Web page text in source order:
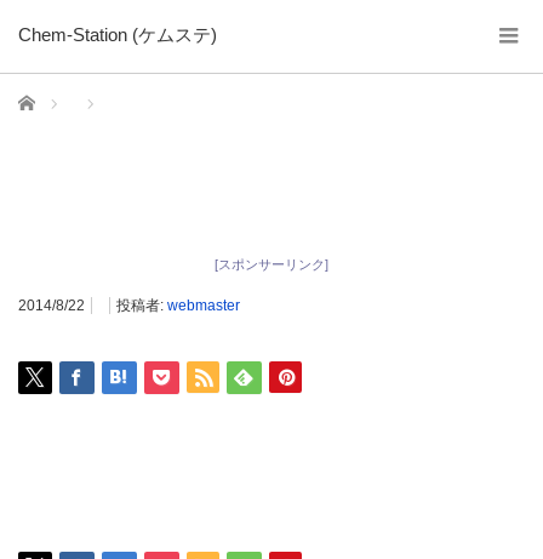
Chem-Station (ケムステ)
ホーム
[スポンサーリンク]
2014/8/22 投稿者: webmaster